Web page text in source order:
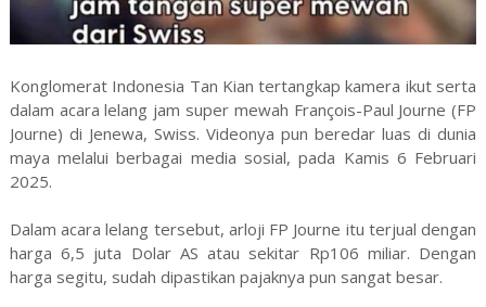
Konglomerat Indonesia Tan Kian tertangkap kamera ikut serta
dalam acara lelang jam super mewah François-Paul Journe (FP
Journe) di Jenewa, Swiss. Videonya pun beredar luas di dunia
maya melalui berbagai media sosial, pada Kamis 6 Februari
2025.
Dalam acara lelang tersebut, arloji FP Journe itu terjual dengan
harga 6,5 juta Dolar AS atau sekitar Rp106 miliar. Dengan
harga segitu, sudah dipastikan pajaknya pun sangat besar.